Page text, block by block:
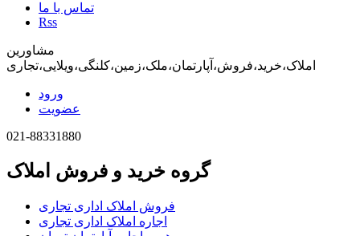
تماس با ما
Rss
مشاورین
املاک،خرید،فروش،آپارتمان،ملک،زمین،کلنگی،ویلایی،تجاری
ورود
عضویت
021-88331880
گروه خرید و فروش املاک
فروش املاک اداری تجاری
اجاره املاک اداری تجاری